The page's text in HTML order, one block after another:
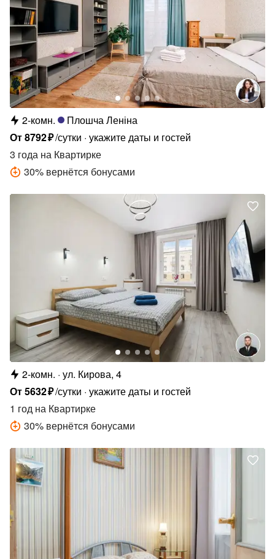
2-комн.
Плошча Леніна
От8792₽/сутки укажите даты и гостей
3 года на Квартирке
30% вернётся бонусами
2-комн. ул. Кирова, 4
От5632₽/сутки укажите даты и гостей
1 год на Квартирке
30% вернётся бонусами